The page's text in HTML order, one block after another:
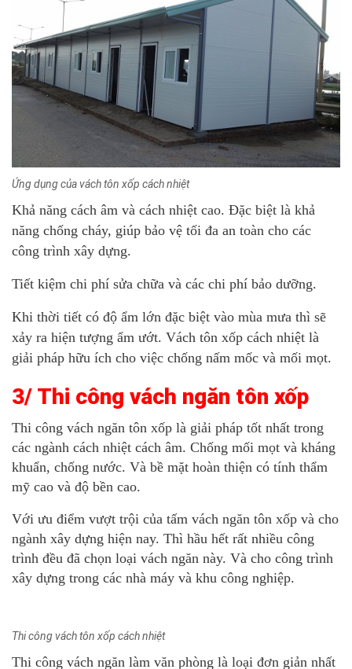
Ứng dụng của vách tôn xốp cách nhiệt
Khả năng cách âm và cách nhiệt cao. Đặc biệt là khả
năng chống cháy, giúp bảo vệ tối đa an toàn cho các
công trình xây dựng.
Tiết kiệm chi phí sửa chữa và các chi phí bảo dưỡng.
Khi thời tiết có độ ẩm lớn đặc biệt vào mùa mưa thì sẽ
xảy ra hiện tượng ẩm ướt. Vách tôn xốp cách nhiệt là
giải pháp hữu ích cho việc chống nấm mốc và mối mọt.
3/ Thi công vách ngăn tôn xốp
Thi công vách ngăn tôn xốp là giải pháp tốt nhất trong
các ngành cách nhiệt cách âm. Chống mối mọt và kháng
khuẩn, chống nước. Và bề mặt hoàn thiện có tính thẩm
mỹ cao và độ bền cao.
Với ưu điểm vượt trội của tấm vách ngăn tôn xốp và cho
ngành xây dựng hiện nay. Thì hầu hết rất nhiều công
trình đều đã chọn loại vách ngăn này. Và cho công trình
xây dựng trong các nhà máy và khu công nghiệp.
Thi công vách tôn xốp cách nhiệt
Thi công vách ngăn làm văn phòng là loại đơn giản nhất